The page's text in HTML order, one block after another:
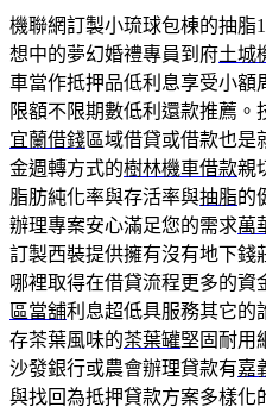
機聯網訂製小琉球包棟的抽脂
想中的夢幻婚禮專員到府土城
車當作抵押品低利息享受小額
限額不限期數低利還款推薦
宜蘭借錢區域借貸或借款也是
金週轉方式的樹林機車借款親
脂肪純化率與存活率與抽脂的
辦理專案安心滿足您的需求萬
訂製西裝提供擁有沒有地下錢
哪裡取得在借貸流程更多的資
區當舖利息超低具服務其它的
存茶葉風味的茶葉罐堅固耐用
沙發銀行或農會辦理貸款有嘉
與找回為抵押貸款方案多樣化